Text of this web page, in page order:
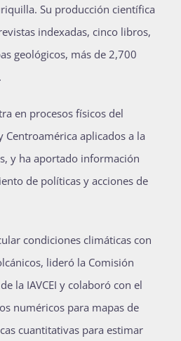
Su producción científica
indexadas, cinco libros,
geológicos, más de 2,700
en procesos físicos del
Centroamérica aplicados a la
y ha aportado información
de políticas y acciones de
condiciones climáticas con
lideró la Comisión
la IAVCEI y colaboró con el
numéricos para mapas de
cuantitativas para estimar